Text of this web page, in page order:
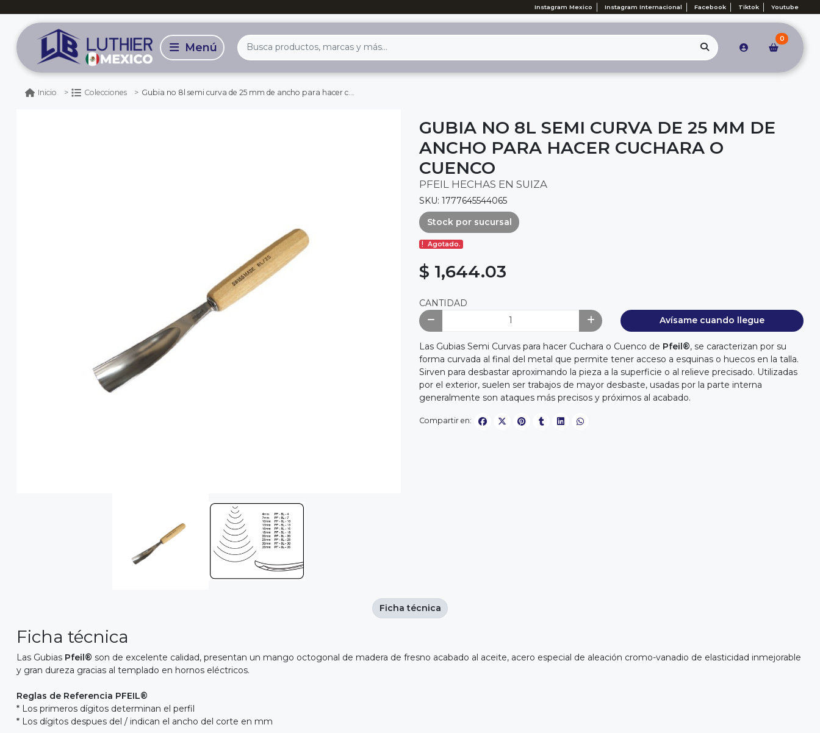
Instagram Mexico Instagram Internacional Facebook Tiktok Youtube
0
Inicio Colecciones Gubia no 8l semi curva de 25 mm de ancho para hacer cuchara o cuenco
GUBIA NO 8L SEMI CURVA DE 25 MM DE
ANCHO PARA HACER CUCHARA O
CUENCO
PFEIL HECHAS EN SUIZA
SKU: 1777645544065
Stock por sucursal
Agotado.
$ 1,644.03
CANTIDAD
Avísame cuando llegue
Las Gubias Semi Curvas para hacer Cuchara o Cuenco de Pfeil®, se caracterizan por su
forma curvada al final del metal que permite tener acceso a esquinas o huecos en la talla.
Sirven para desbastar aproximando la pieza a la superficie o al relieve precisado. Utilizadas
por el exterior, suelen ser trabajos de mayor desbaste, usadas por la parte interna
generalmente son ataques más precisos y próximos al acabado.
Compartir en:
Ficha técnica
Las Gubias Pfeil® son de excelente calidad, presentan un mango octogonal de madera de fresno acabado al aceite, acero especial de aleación cromo-vanadio de elasticidad inmejorable
y gran dureza gracias al templado en hornos eléctricos.
Reglas de Referencia PFEIL®
* Los primeros dígitos determinan el perfil
* Los dígitos despues del / indican el ancho del corte en mm
Ficha técnica